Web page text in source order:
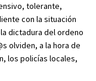
tolerante,
con la situación
dictadura del ordeno
olviden, a la hora de
los policías locales,